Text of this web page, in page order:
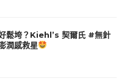
鬆垮？Kiehl’s 契爾氏 #無針
潤感救星